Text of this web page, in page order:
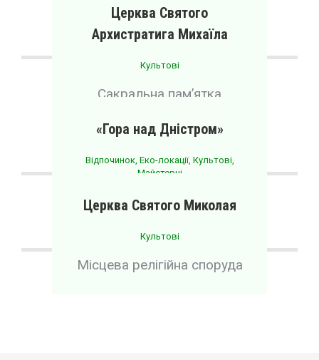
Опільського краю
Церква Святого
Архистратига Михаїла
Культові
Сакральна пам’ятка
значення
«Гора над Дністром»
Відпочинок, Еко-локації, Культові,
Майстерні
Релігійно-історичний центр
Церква Святого Миколая
Культові
Місцева релігійна споруда